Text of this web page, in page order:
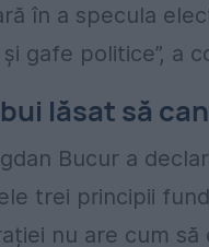
în a specula
gafe politice”, a
lăsat să
Bucur a
trei principii
nu are cum să